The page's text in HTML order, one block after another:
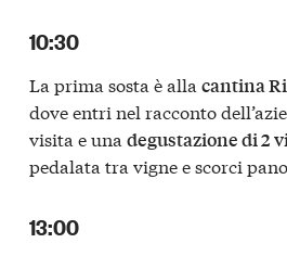
10:30
La prima sosta è alla cantina
dove entri nel racconto
visita e una degustazione di 2
pedalata tra vigne e scorci
13:00